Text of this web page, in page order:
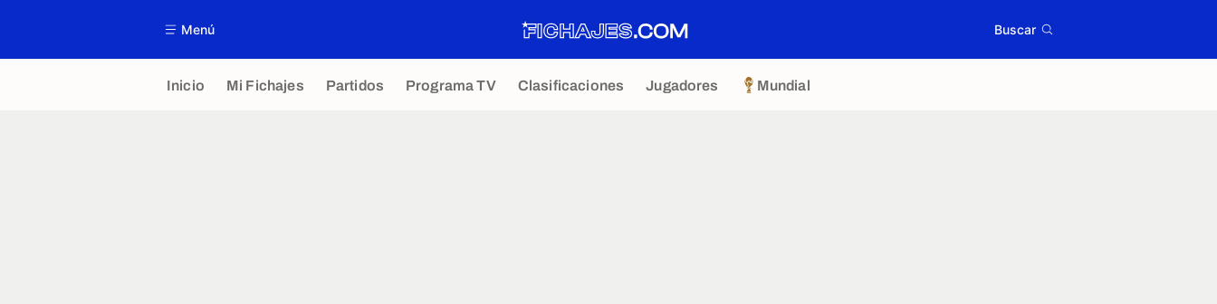
Menú Buscar
Inicio Mi Fichajes Partidos Programa TV Clasificaciones Jugadores Mundial